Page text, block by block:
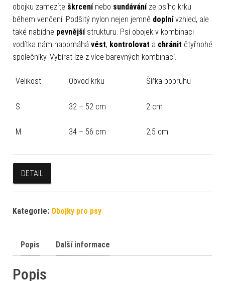
obojku zamezíte škrcenínebo sundáváníze psího krku
během venčení. Podšitý nylon nejen jemně doplnívzhled, ale
také nabídne pevnějšístrukturu. Psí obojek v kombinaci
vodítka nám napomáhá vést, kontrolovat a chránit čtyřnohé
společníky. Vybírat lze z více barevných kombinací.
Velikost Obvod krku Šířka popruhu
S 32 – 52 cm 2 cm
M 34 – 56 cm 2,5 cm
DETAIL
Kategorie: Obojky pro psy
Popis Další informace
Popis